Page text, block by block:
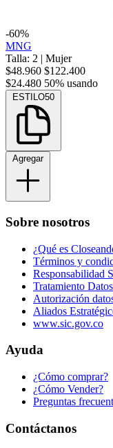
-60%
MNG
Talla: 2 | Mujer
$48.960 $122.400
$24.480 50% usando
ESTILO50
Agregar
Sobre nosotros
¿Qué es
Términos y
Responsabilidad
Tratamiento
Autorización
Aliados
www.sic.gov.co
Ayuda
¿Cómo comprar?
¿Cómo Vender?
Preguntas
Contáctanos